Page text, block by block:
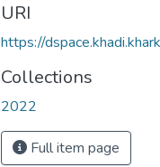
URI
https://
Collections
2022
Full item page